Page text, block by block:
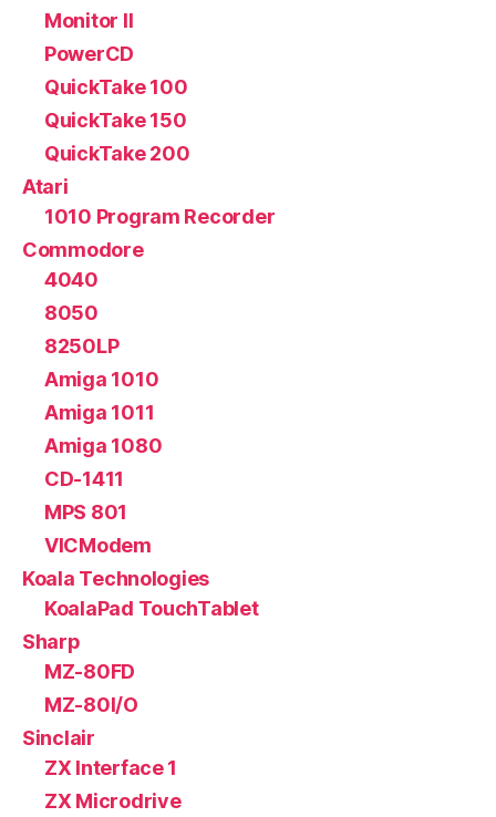
Monitor II
PowerCD
QuickTake 100
QuickTake 150
QuickTake 200
Atari
1010 Program Recorder
Commodore
4040
8050
8250LP
Amiga 1010
Amiga 1011
Amiga 1080
CD-1411
MPS 801
VICModem
Koala Technologies
KoalaPad TouchTablet
Sharp
MZ-80FD
MZ-80I/O
Sinclair
ZX Interface 1
ZX Microdrive